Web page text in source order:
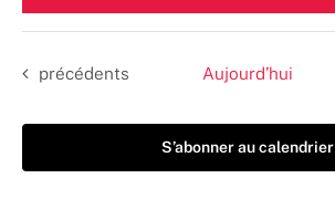
une
date.
Évènements
précédents Aujourd’hui
S’abonner au calendrier